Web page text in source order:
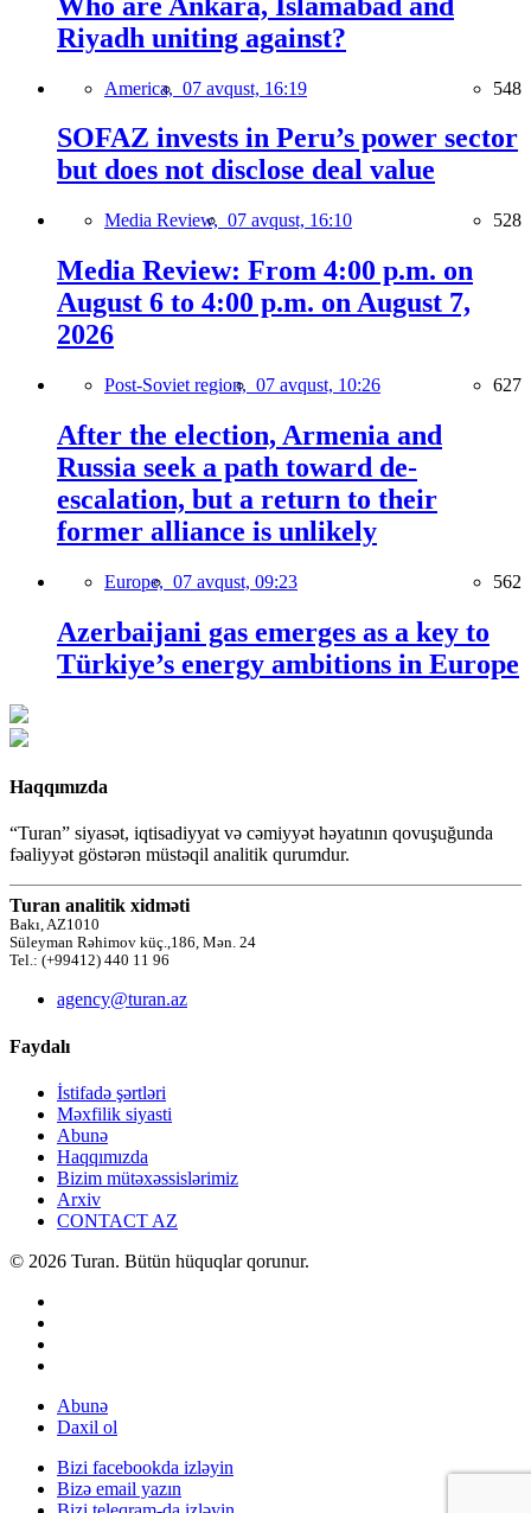
Riyadh uniting against?
America, 07 avqust, 16:19 548
SOFAZ invests in Peru’s power sector
but does not disclose deal value
Media Review, 07 avqust, 16:10 528
Media Review: From 4:00 p.m. on
August 6 to 4:00 p.m. on August 7,
2026
Post-Soviet region, 07 avqust, 10:26 627
After the election, Armenia and
Russia seek a path toward de-
escalation, but a return to their
former alliance is unlikely
Europe, 07 avqust, 09:23 562
Azerbaijani gas emerges as a key to
Türkiye’s energy ambitions in Europe
Haqqımızda
“Turan” siyasət, iqtisadiyyat və cəmiyyət həyatının qovuşuğunda
fəaliyyət göstərən müstəqil analitik qurumdur.
Turan analitik xidməti
Bakı, AZ1010
Süleyman Rəhimov küç.,186, Mən. 24
Tel.: (+99412) 440 11 96
agency@turan.az
Faydalı
İstifadə şərtləri
Məxfilik siyasti
Abunə
Haqqımızda
Bizim mütəxəssislərimiz
Arxiv
CONTACT AZ
© 2026 Turan. Bütün hüquqlar qorunur.
Abunə
Daxil ol
Bizi facebookda izləyin
Bizə email yazın